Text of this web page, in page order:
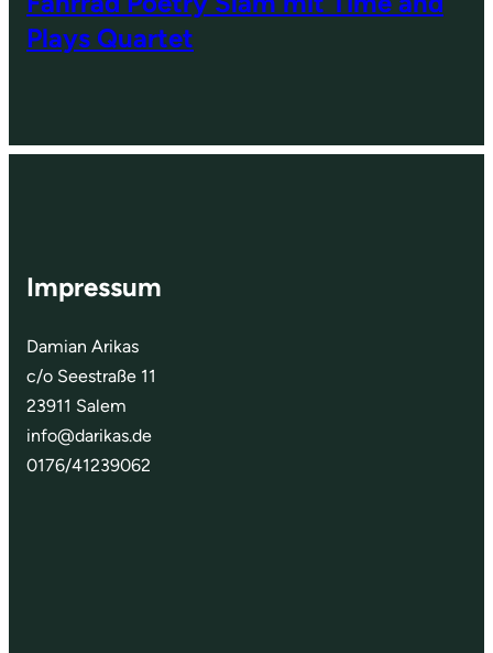
Plays Quartet
Impressum
Damian Arikas
c/o Seestraße 11
23911 Salem
info@darikas.de
0176/41239062